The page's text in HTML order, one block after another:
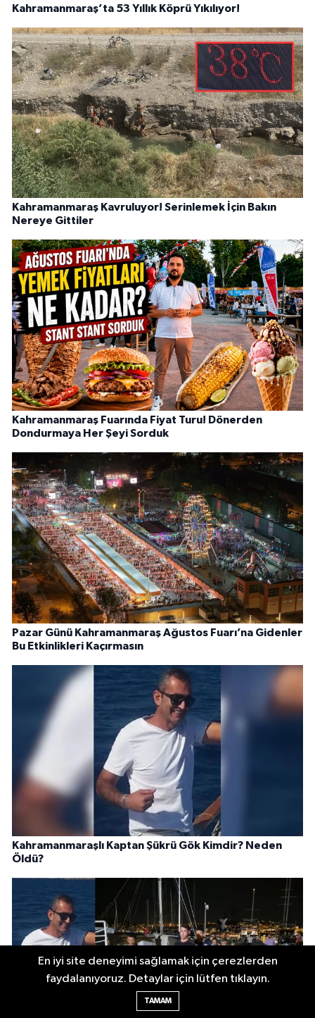
Kahramanmaraş’ta 53 Yıllık Köprü Yıkılıyor!
Kahramanmaraş Kavruluyor! Serinlemek İçin Bakın
Nereye Gittiler
Kahramanmaraş Fuarında Fiyat Turu! Dönerden
Dondurmaya Her Şeyi Sorduk
Pazar Günü Kahramanmaraş Ağustos Fuarı’na Gidenler
Bu Etkinlikleri Kaçırmasın
Kahramanmaraşlı Kaptan Şükrü Gök Kimdir? Neden
Öldü?
En iyi site deneyimi sağlamak için çerezlerden
faydalanıyoruz. Detaylar için lütfen tıklayın.
TAMAM